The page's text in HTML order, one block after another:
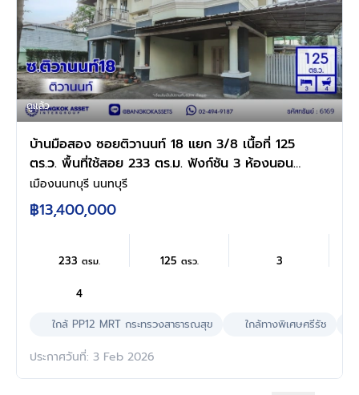
ดูแล้ว
บ้านมือสอง ซอยติวานนท์ 18 แยก 3/8 เนื้อที่ 125
ตร.ว. พื้นที่ใช้สอย 233 ตร.ม. ฟังก์ชัน 3 ห้องนอน
4 ห้องน้ำ 1 ห้องแม่บ้าน จอดรถได้ 4 คัน บ้านสวย
พร้อมเข้าอยู่ แถมฟรี เครื่องปรับอากาศ และเครื่อง
ทำน้ำอุ่น เชื่อมต่อหลายเส้นทาง ใกล้ทางด่วน "ศรี
รัช" และรถไฟฟ้าสายสีม่วง "สถานีกระทรวง
สาธารณสุข"
เมืองนนทบุรี นนทบุรี
฿13,400,000
233ตรม. 125 ตรว. 3
4
ใกล้ PP12 MRT กระทรวงสาธารณสุข
ใกล้ทางพิเศษศรีรัช
ประกาศวันที่: 3 Feb 2026